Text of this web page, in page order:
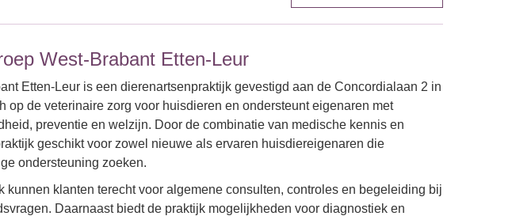
West-Brabant Etten-Leur
Etten-Leur is een dierenartsenpraktijk gevestigd aan de Concordialaan 2 in
op de veterinaire zorg voor huisdieren en ondersteunt eigenaren met
preventie en welzijn. Door de combinatie van medische kennis en
geschikt voor zowel nieuwe als ervaren huisdiereigenaren die
ondersteuning zoeken.
kunnen klanten terecht voor algemene consulten, controles en begeleiding bij
Daarnaast biedt de praktijk mogelijkheden voor diagnostiek en